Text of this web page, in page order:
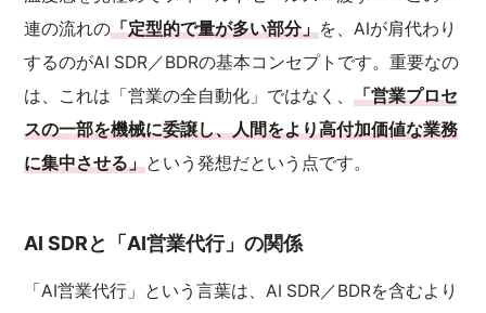
連の流れの「定型的で量が多い部分」を、AIが肩代わり
するのがAI SDR／BDRの基本コンセプトです。重要なの
は、これは「営業の全自動化」ではなく、「営業プロセ
スの一部を機械に委譲し、人間をより高付加価値な業務
に集中させる」という発想だという点です。
AI SDRと「AI営業代行」の関係
「AI営業代行」という言葉は、AI SDR／BDRを含むより